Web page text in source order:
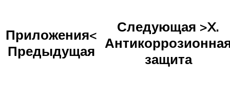
Приложения<
Предыдущая
Следующая >X.
защита